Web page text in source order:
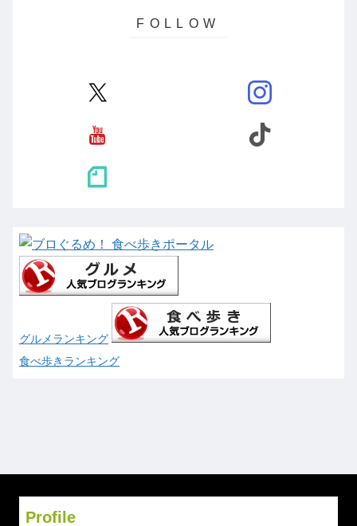
グルメランキング
食べ歩きランキング
Profile